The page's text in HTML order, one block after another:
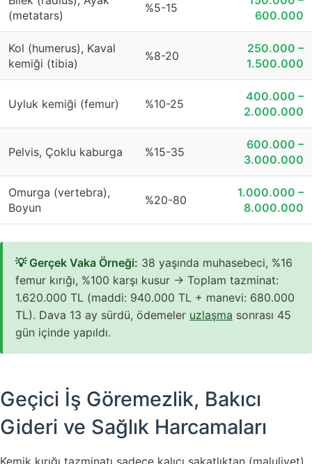
(metatars)
%5-15
600.000
Kol (humerus), Kaval
kemiği (tibia)
%8-20
250.000 –
1.500.000
Uyluk kemiği (femur) %10-25
400.000 –
2.000.000
Pelvis, Çoklu kaburga %15-35
600.000 –
3.000.000
Omurga (vertebra),
Boyun
%20-80
1.000.000 –
8.000.000
💡 Gerçek Vaka Örneği: 38 yaşında muhasebeci, %16
femur kırığı, %100 karşı kusur → Toplam tazminat:
1.620.000 TL (maddi: 940.000 TL + manevi: 680.000
TL). Dava 13 ay sürdü, ödemeler uzlaşma sonrası 45
gün içinde yapıldı.
Geçici İş Göremezlik, Bakıcı
Gideri ve Sağlık Harcamaları
Kemik kırığı tazminatı sadece kalıcı sakatlıktan (maluliyet)